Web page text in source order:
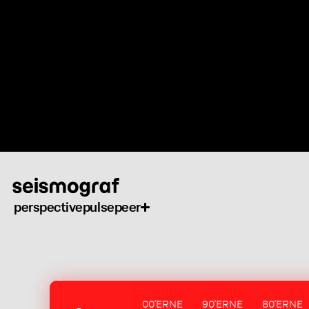
perspectivepulsepeer
00'ERNE 90'ERNE 80'ERNE